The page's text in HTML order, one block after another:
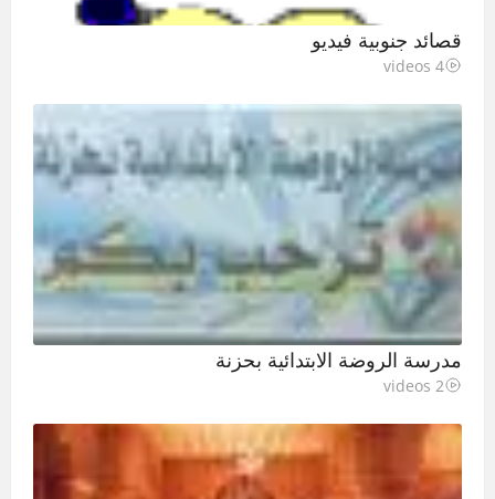
قصائد جنوبية فيديو
4 videos
مدرسة الروضة الابتدائية بحزنة
2 videos